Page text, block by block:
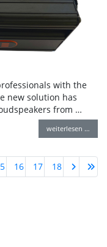
with the
new solution has
from …
weiterlesen …
16 17 18